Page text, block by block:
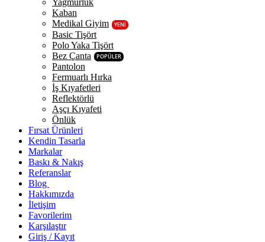
Yağmurluk
Kaban
Medikal Giyim
YENİ
Basic Tişört
Polo Yaka Tişört
Bez Çanta
POPÜLER
Pantolon
Fermuarlı Hırka
İş Kıyafetleri
Reflektörlü
Aşçı Kıyafeti
Önlük
Fırsat Ürünleri
Kendin Tasarla
Markalar
Baskı & Nakış
Referanslar
Blog
Hakkımızda
İletişim
Favorilerim
Karşılaştır
Giriş / Kayıt